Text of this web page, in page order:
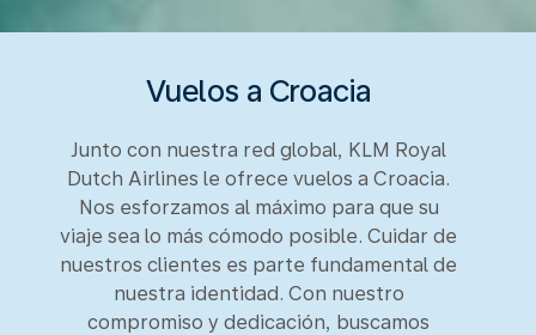
Vuelos a Croacia
Junto con nuestra red global, KLM Royal
Dutch Airlines le ofrece vuelos a Croacia.
Nos esforzamos al máximo para que su
viaje sea lo más cómodo posible. Cuidar de
nuestros clientes es parte fundamental de
nuestra identidad. Con nuestro
compromiso y dedicación, buscamos